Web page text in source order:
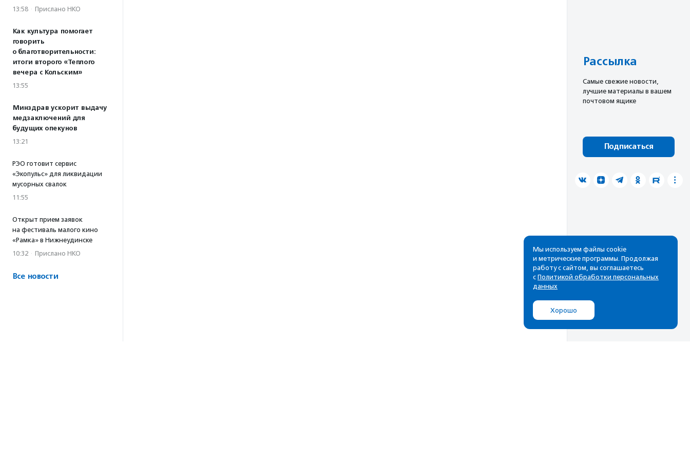
13:58 · Прислано НКО
Как культура помогает
говорить
о благотворительности:
итоги второго «Теплого
вечера с Кольским»
13:55
Минздрав ускорит выдачу
медзаключений для
будущих опекунов
13:21
РЭО готовит сервис
«Экопульс» для ликвидации
мусорных свалок
11:55
Открыт прием заявок
на фестиваль малого кино
«Рамка» в Нижнеудинске
10:32 · Прислано НКО
Все новости
Рассылка
Cамые свежие новости,
лучшие материалы в вашем
почтовом ящике
Подписаться
Мы используем файлы cookie
и метрические программы. Продолжая
работу с сайтом, вы соглашаетесь
с Политикой обработки персональных
данных
Хорошо